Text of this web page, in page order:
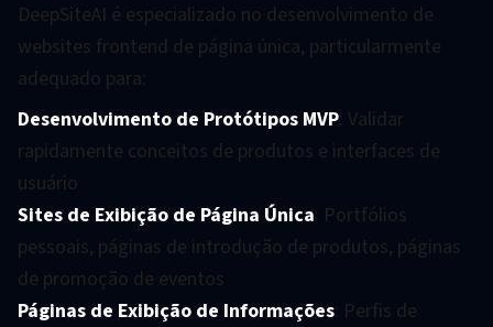
DeepSiteAI é especializado no desenvolvimento de
websites frontend de página única, particularmente
adequado para:
Desenvolvimento de Protótipos MVP: Validar
rapidamente conceitos de produtos e interfaces de
usuário
Sites de Exibição de Página Única: Portfólios
pessoais, páginas de introdução de produtos, páginas
de promoção de eventos
Páginas de Exibição de Informações: Perfis de